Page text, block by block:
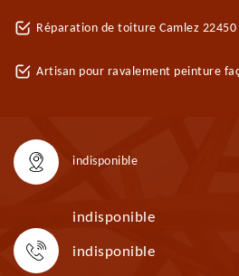
Réparation de toiture Camlez 22450
Artisan pour ravalement peinture
indisponible
indisponible
indisponible